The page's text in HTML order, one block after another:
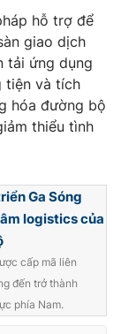
AI
hỗ trợ để
giao dịch
tải ứng dụng
tiện và tích
hóa đường bộ
thiểu tình
Ga Sóng
logistics của
cấp mã liên
đến trở thành
phía Nam.